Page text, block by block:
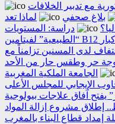
مع تدبير الخلافات
بلاغ صحفي
لماذا تعد
دراسة: المستويات
“الطبيعية” لفيتامين B12 قد تخفي خطرا صامتا على أدمغة كبار
لدى المسنين تزامناً مع
حر وطقس حار من الأحد
الجامعة الملكية المغربية
الإيجابي للمجلس الأعلى
يفتح آفاق علاجات بيولوجية
إطلاق مشروع إزالة المواد
إمداد قطاع البناء بالمغرب